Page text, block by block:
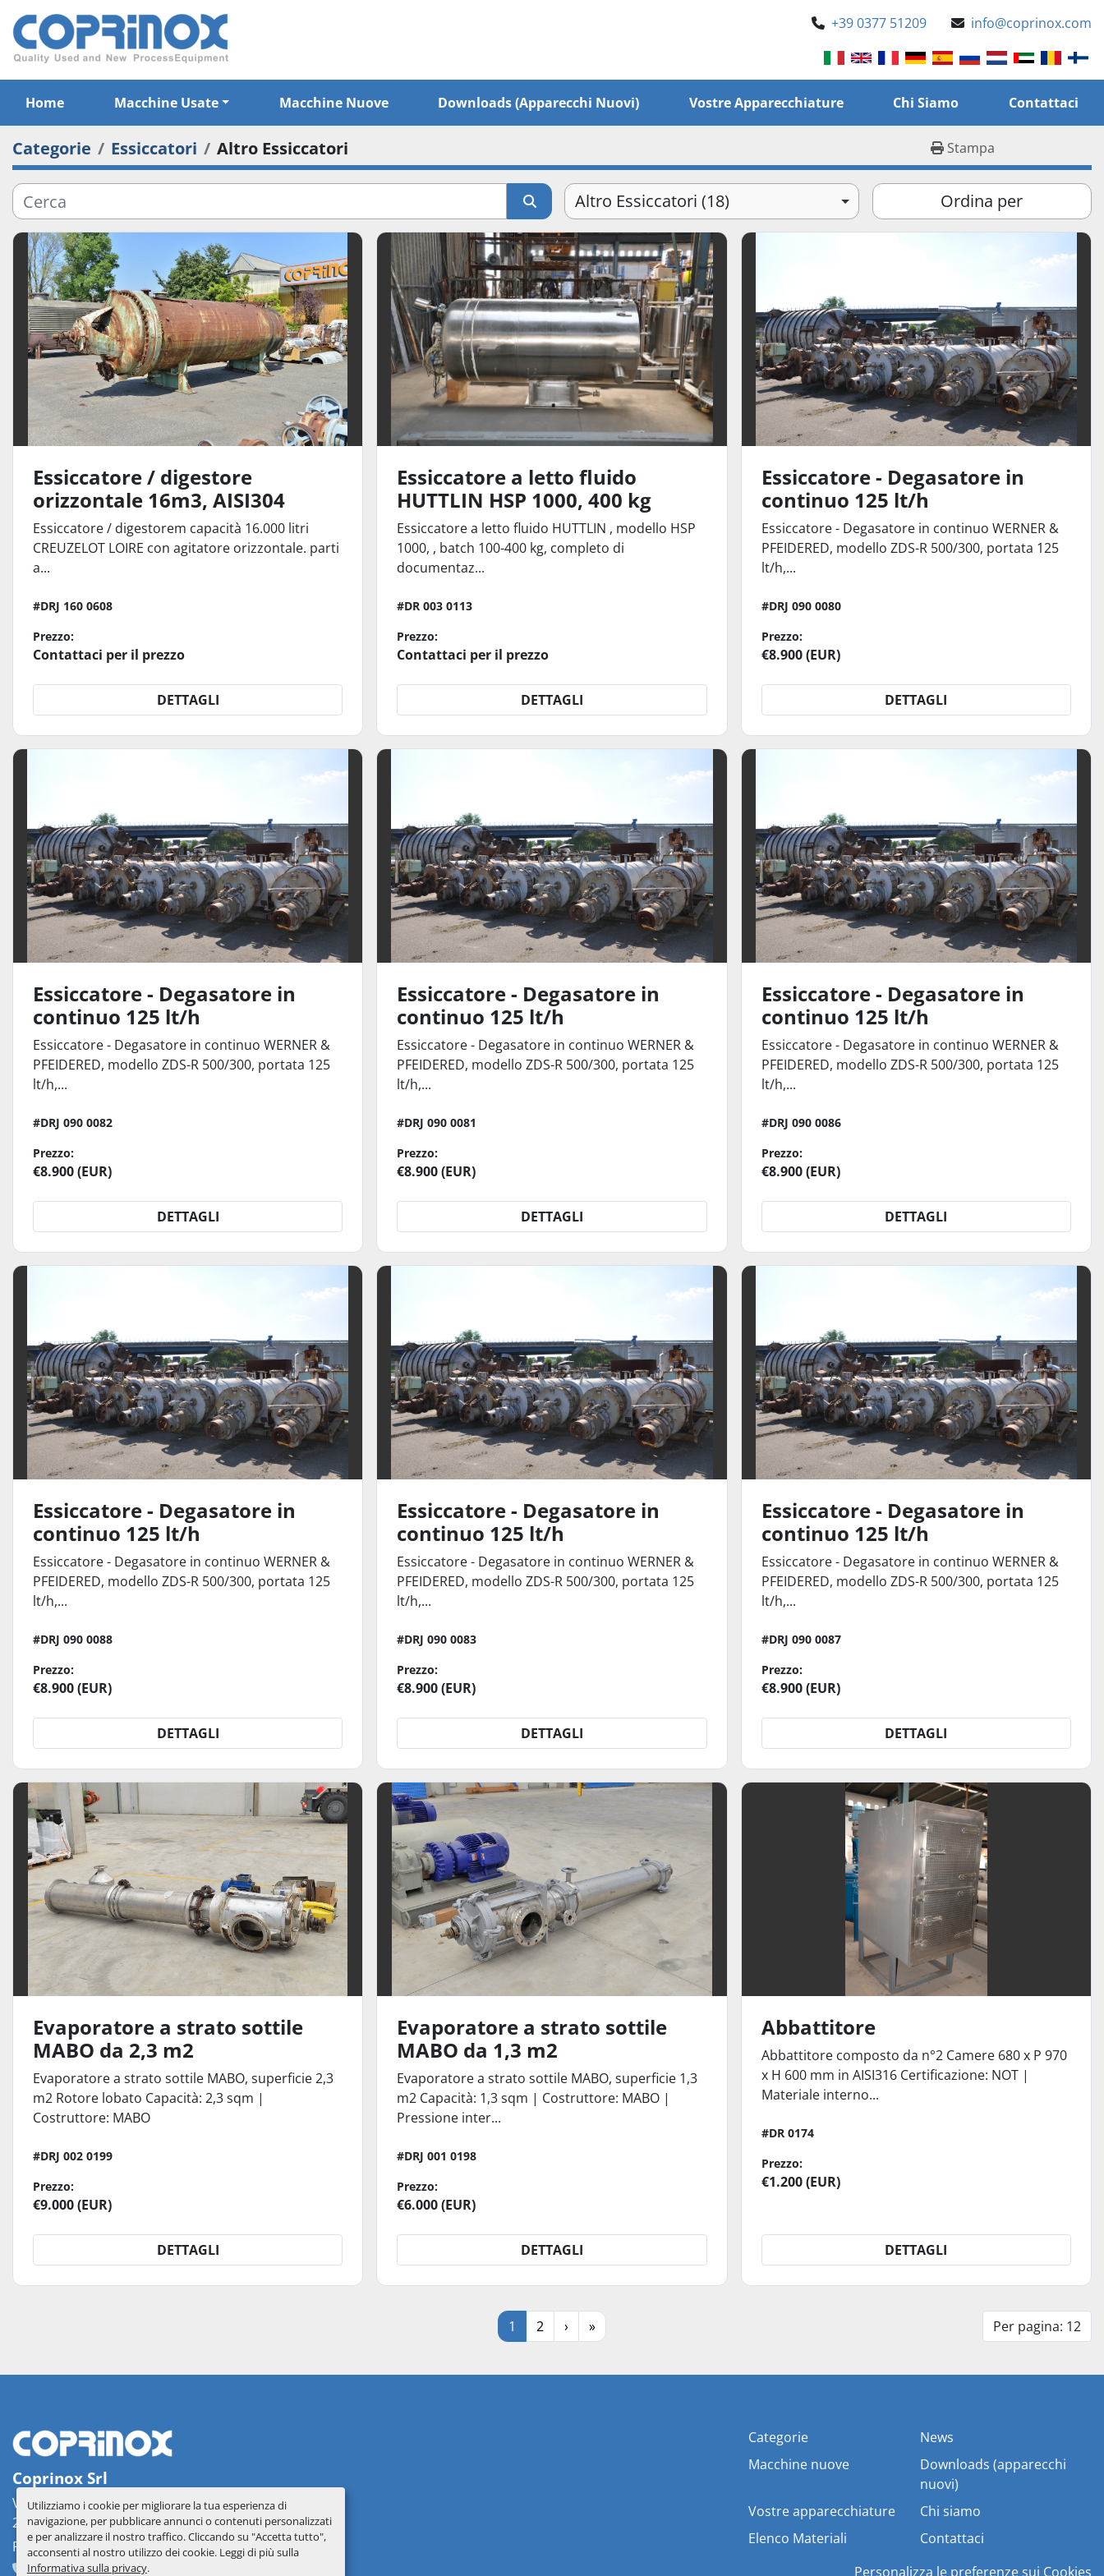
Utilizziamo i cookie per migliorare la tua esperienza di
navigazione, per pubblicare annunci o contenuti personalizzati
e per analizzare il nostro traffico. Cliccando su "Accetta tutto",
acconsenti al nostro utilizzo dei cookie. Leggi di più sulla
Informativa sulla privacy.
+39 0377 51209 info@coprinox.com
Home Macchine Usate Macchine Nuove Downloads (apparecchi Nuovi) Vostre Apparecchiature Chi Siamo Contattaci
Categorie Essiccatori Altro Essiccatori Stampa
Altro Essiccatori (18) Ordina per
Essiccatore / digestore
orizzontale 16m3, AISI304
Essiccatore / digestorem capacità 16.000 litri
CREUZELOT LOIRE con agitatore orizzontale. parti
a...
#DRJ 160 0608
Prezzo:
Contattaci per il prezzo
DETTAGLI
Essiccatore a letto fluido
HUTTLIN HSP 1000, 400 kg
Essiccatore a letto fluido HUTTLIN , modello HSP
1000, , batch 100-400 kg, completo di
documentaz...
#DR 003 0113
Prezzo:
Contattaci per il prezzo
DETTAGLI
Essiccatore - Degasatore in
continuo 125 lt/h
Essiccatore - Degasatore in continuo WERNER &
PFEIDERED, modello ZDS-R 500/300, portata 125
lt/h,...
#DRJ 090 0080
Prezzo:
€8.900 (EUR)
DETTAGLI
Essiccatore - Degasatore in
continuo 125 lt/h
Essiccatore - Degasatore in continuo WERNER &
PFEIDERED, modello ZDS-R 500/300, portata 125
lt/h,...
#DRJ 090 0082
Prezzo:
€8.900 (EUR)
DETTAGLI
Essiccatore - Degasatore in
continuo 125 lt/h
Essiccatore - Degasatore in continuo WERNER &
PFEIDERED, modello ZDS-R 500/300, portata 125
lt/h,...
#DRJ 090 0081
Prezzo:
€8.900 (EUR)
DETTAGLI
Essiccatore - Degasatore in
continuo 125 lt/h
Essiccatore - Degasatore in continuo WERNER &
PFEIDERED, modello ZDS-R 500/300, portata 125
lt/h,...
#DRJ 090 0086
Prezzo:
€8.900 (EUR)
DETTAGLI
Essiccatore - Degasatore in
continuo 125 lt/h
Essiccatore - Degasatore in continuo WERNER &
PFEIDERED, modello ZDS-R 500/300, portata 125
lt/h,...
#DRJ 090 0088
Prezzo:
€8.900 (EUR)
DETTAGLI
Essiccatore - Degasatore in
continuo 125 lt/h
Essiccatore - Degasatore in continuo WERNER &
PFEIDERED, modello ZDS-R 500/300, portata 125
lt/h,...
#DRJ 090 0083
Prezzo:
€8.900 (EUR)
DETTAGLI
Essiccatore - Degasatore in
continuo 125 lt/h
Essiccatore - Degasatore in continuo WERNER &
PFEIDERED, modello ZDS-R 500/300, portata 125
lt/h,...
#DRJ 090 0087
Prezzo:
€8.900 (EUR)
DETTAGLI
Evaporatore a strato sottile
MABO da 2,3 m2
Evaporatore a strato sottile MABO, superficie 2,3
m2 Rotore lobato Capacità: 2,3 sqm |
Costruttore: MABO
#DRJ 002 0199
Prezzo:
€9.000 (EUR)
DETTAGLI
Evaporatore a strato sottile
MABO da 1,3 m2
Evaporatore a strato sottile MABO, superficie 1,3
m2 Capacità: 1,3 sqm | Costruttore: MABO |
Pressione inter...
#DRJ 001 0198
Prezzo:
€6.000 (EUR)
DETTAGLI
Abbattitore
Abbattitore composto da n°2 Camere 680 x P 970
x H 600 mm in AISI316 Certificazione: NOT |
Materiale interno...
#DR 0174
Prezzo:
€1.200 (EUR)
DETTAGLI
1 2 › » Per pagina: 12
Coprinox Srl
Via delle Industrie 2
26862 Guardamiglio, Italy
PIVA: IT07537330156
+39 0377 51209
Categorie
News
Macchine nuove
Downloads (apparecchi
nuovi)
Vostre apparecchiature
Chi siamo
Elenco Materiali
Contattaci
Personalizza le preferenze sui Cookies